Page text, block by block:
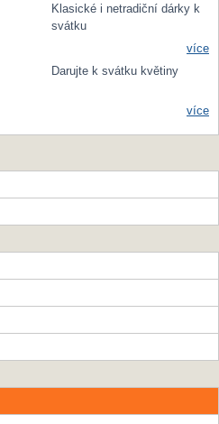
Klasické i netradiční dárky k
svátku
více
Darujte k svátku květiny
více